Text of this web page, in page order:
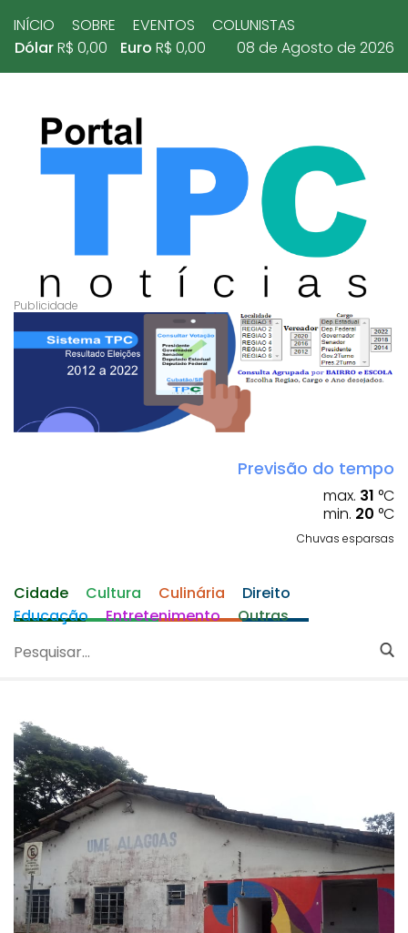
INÍCIO SOBRE EVENTOS
COLUNISTAS
DólarR$ 0,00 Euro R$ 0,00 08 de Agosto de 2026
Previsão do tempo
max. 31 °C
min. 20 °C
Chuvas esparsas
Cidade Cultura Culinária
Direito
Educação
Entretenimento Outras